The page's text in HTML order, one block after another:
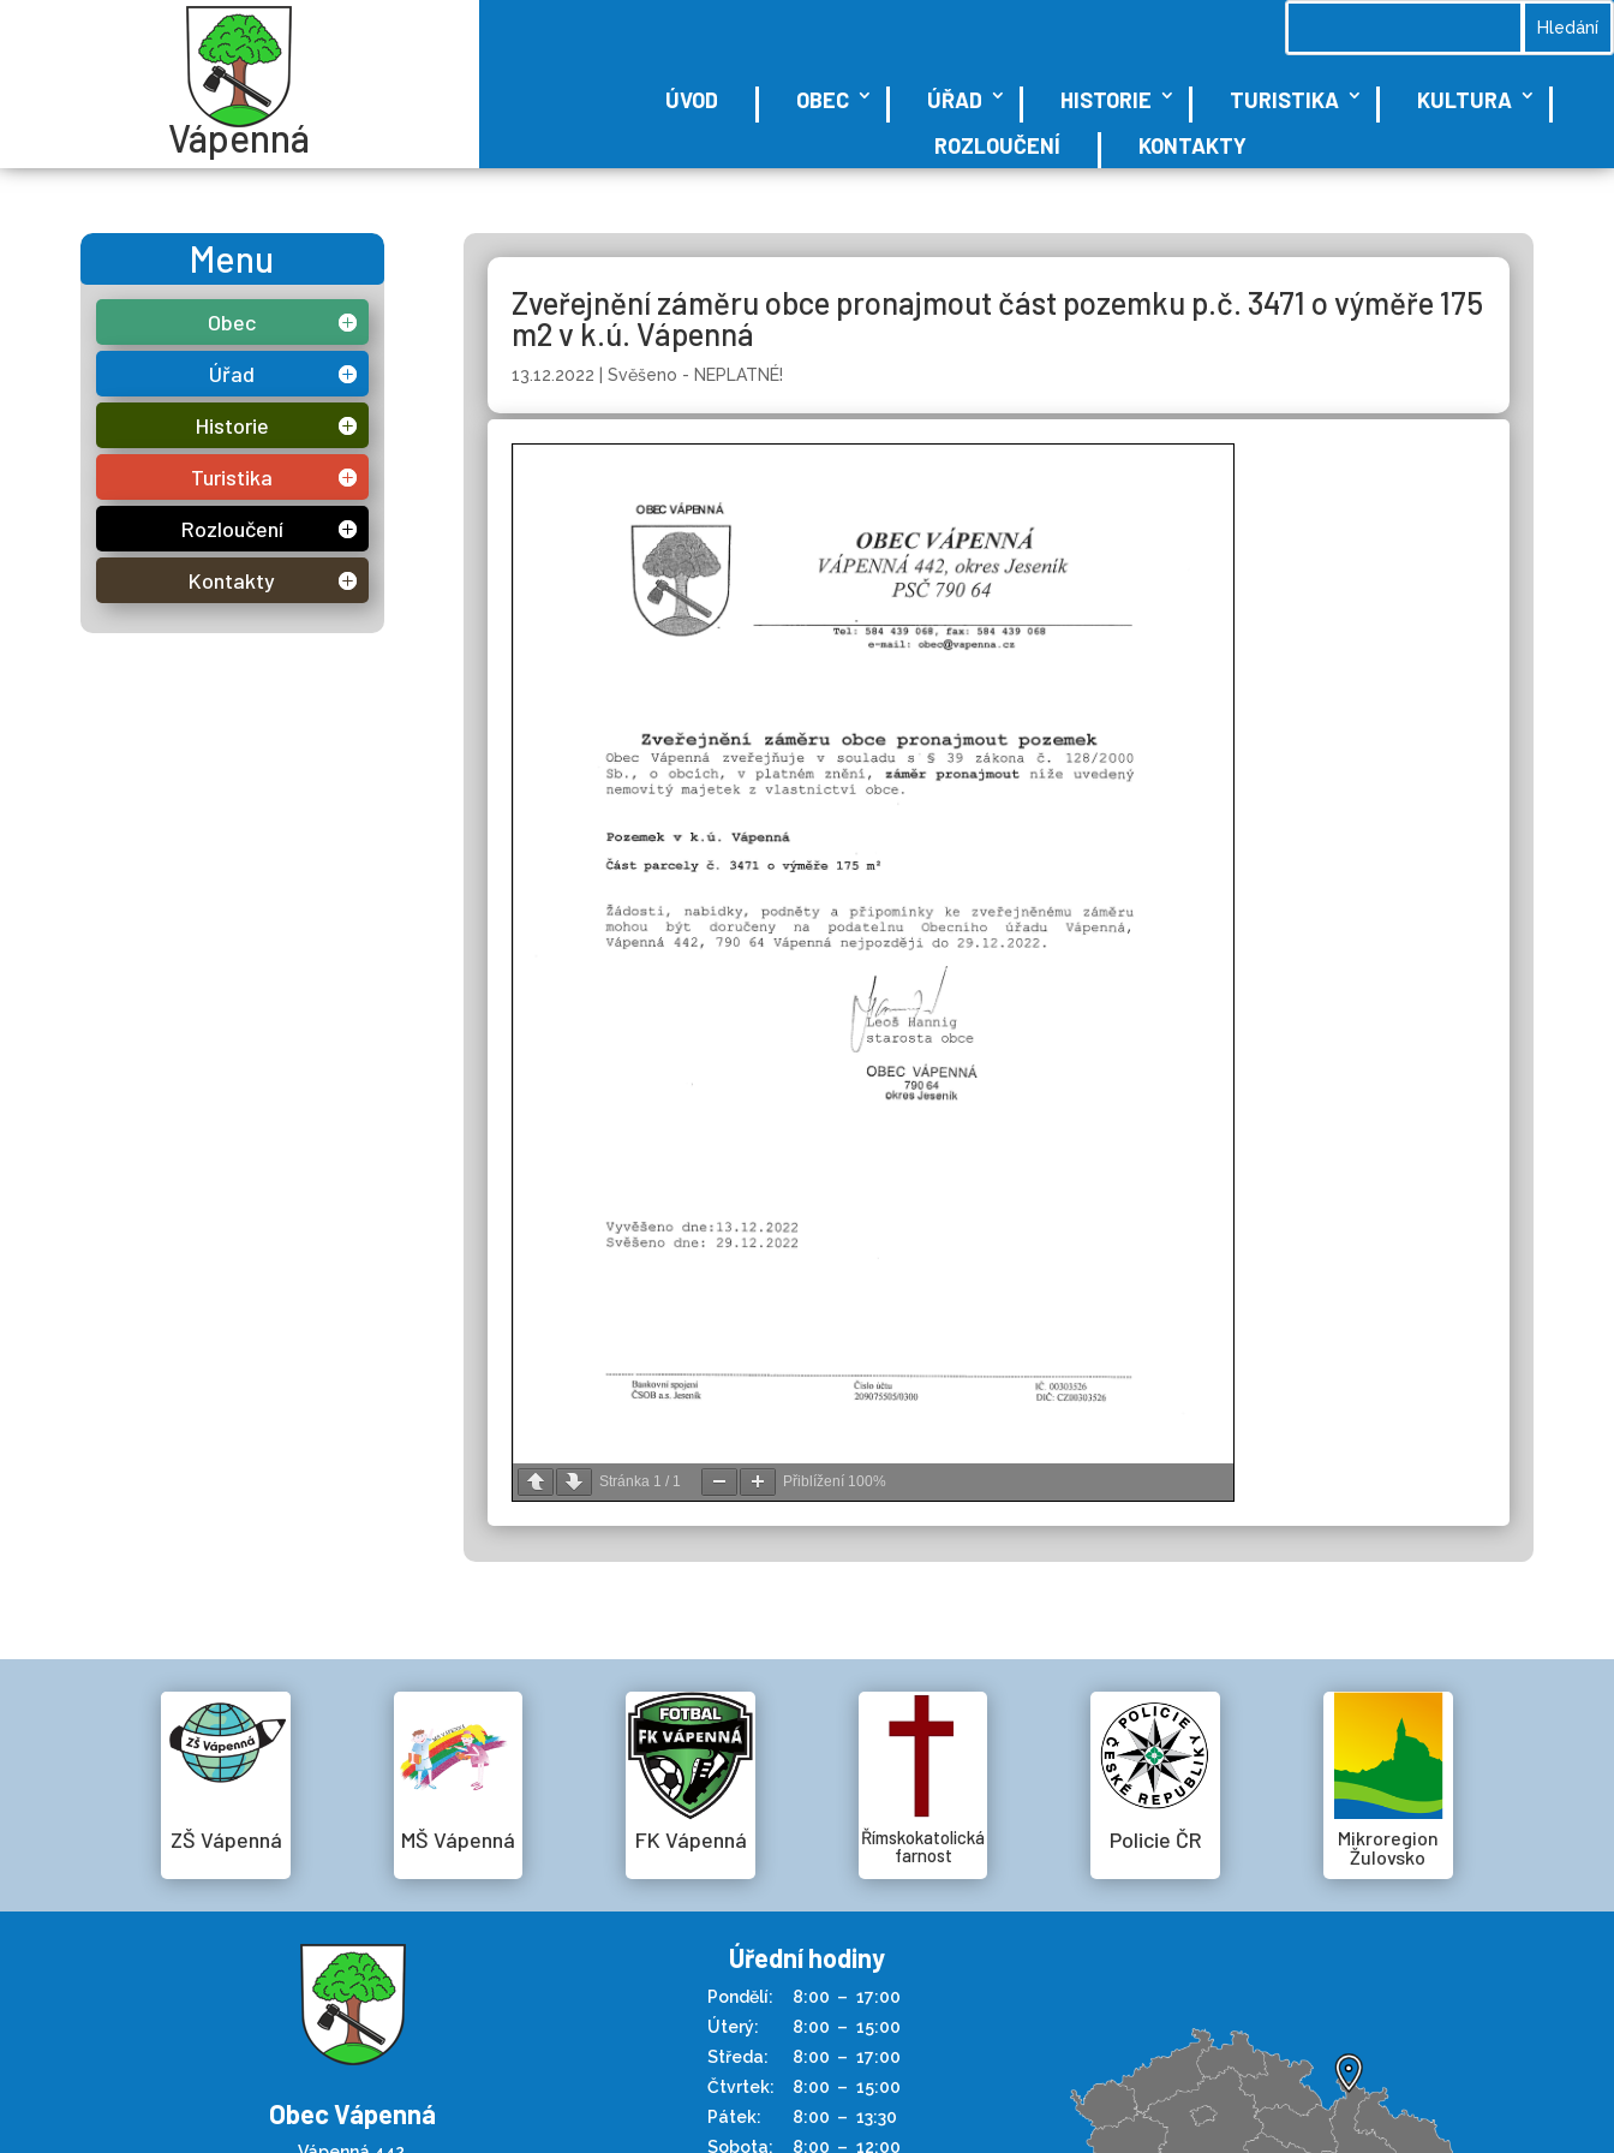
Vápenná
ÚVOD OBEC ÚŘAD HISTORIE TURISTIKA
KULTURA
ROZLOUČENÍ
KONTAKTY
Menu
Obec
Úřad
Historie
Turistika
Rozloučení
Kontakty
Zveřejnění záměru obce pronajmout část pozemku p.č. 3471 o výměře 175
m2 v k.ú. Vápenná
13.12.2022 |Svěšeno - NEPLATNÉ!
Stránka 1 / 1 Přiblížení 100%
ZŠ Vápenná MŠ Vápenná FK Vápenná
Římskokatolická
farnost
Policie ČR
Mikroregion
Žulovsko
Obec Vápenná
Úřední hodiny
Pondělí: 8:00 – 17:00
Úterý:
8:00 – 15:00
Středa:
8:00 – 17:00
Čtvrtek:
8:00 – 15:00
Pátek:
8:00 – 13:30
Sobota:
8:00 – 12:00